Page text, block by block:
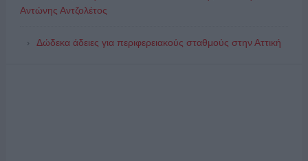
Αντώνης Αντζολέτος
Δώδεκα άδειες για περιφερειακούς σταθμούς στην Αττική